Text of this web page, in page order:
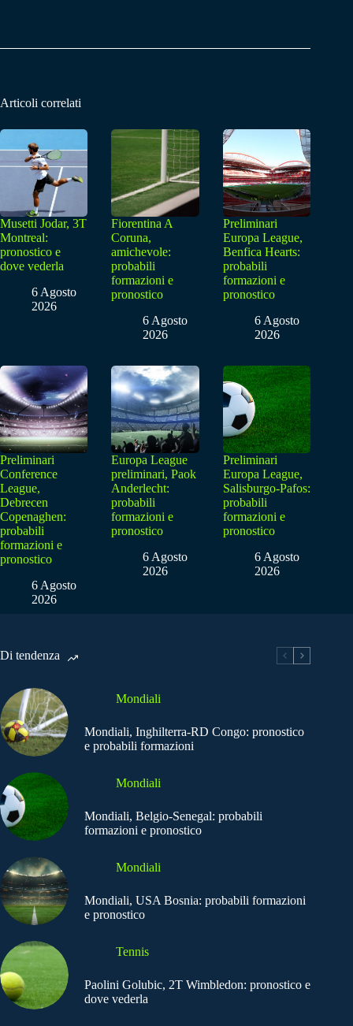
Articoli correlati
Musetti Jodar, 3T
Montreal:
pronostico e
dove vederla
6 Agosto
2026
Fiorentina A
Coruna,
amichevole:
probabili
formazioni e
pronostico
6 Agosto
2026
Preliminari
Europa League,
Benfica Hearts:
probabili
formazioni e
pronostico
6 Agosto
2026
Preliminari
Conference
League,
Debrecen
Copenaghen:
probabili
formazioni e
pronostico
6 Agosto
2026
Europa League
preliminari, Paok
Anderlecht:
probabili
formazioni e
pronostico
6 Agosto
2026
Preliminari
Europa League,
Salisburgo-Pafos:
probabili
formazioni e
pronostico
6 Agosto
2026
Di tendenza
Mondiali
Mondiali, Inghilterra-RD Congo: pronostico
e probabili formazioni
Mondiali
Mondiali, Belgio-Senegal: probabili
formazioni e pronostico
Mondiali
Mondiali, USA Bosnia: probabili formazioni
e pronostico
Tennis
Paolini Golubic, 2T Wimbledon: pronostico e
dove vederla